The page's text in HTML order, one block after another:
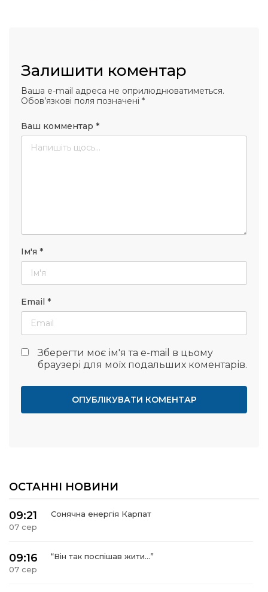
Залишити коментар
Ваша e-mail адреса не оприлюднюватиметься.
Обов’язкові поля позначені *
Ваш комментар *
Ім'я *
Email *
Зберегти моє ім'я та e-mail в цьому
браузері для моїх подальших коментарів.
ОСТАННІ НОВИНИ
09:21
07 сер
Сонячна енергія Карпат
09:16
07 сер
“Він так поспішав жити…”